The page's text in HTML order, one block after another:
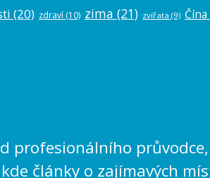
(20) zdraví (10) zima (21) zvířata (9) Čína
profesionálního
články o zajímavých